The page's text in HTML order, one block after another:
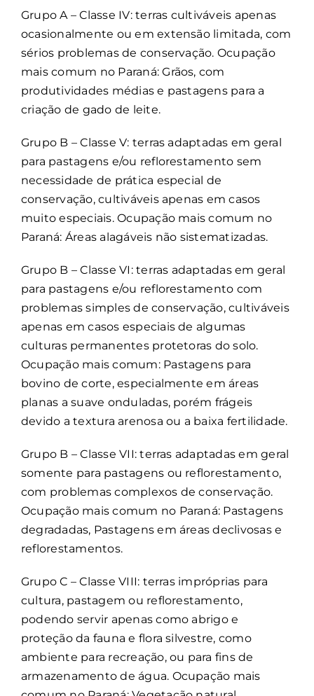
Grupo A – Classe IV: terras cultiváveis apenas
ocasionalmente ou em extensão limitada, com
sérios problemas de conservação. Ocupação
mais comum no Paraná: Grãos, com
produtividades médias e pastagens para a
criação de gado de leite.
Grupo B – Classe V: terras adaptadas em geral
para pastagens e/ou reflorestamento sem
necessidade de prática especial de
conservação, cultiváveis apenas em casos
muito especiais. Ocupação mais comum no
Paraná: Áreas alagáveis não sistematizadas.
Grupo B – Classe VI: terras adaptadas em geral
para pastagens e/ou reflorestamento com
problemas simples de conservação, cultiváveis
apenas em casos especiais de algumas
culturas permanentes protetoras do solo.
Ocupação mais comum: Pastagens para
bovino de corte, especialmente em áreas
planas a suave onduladas, porém frágeis
devido a textura arenosa ou a baixa fertilidade.
Grupo B – Classe VII: terras adaptadas em geral
somente para pastagens ou reflorestamento,
com problemas complexos de conservação.
Ocupação mais comum no Paraná: Pastagens
degradadas, Pastagens em áreas declivosas e
reflorestamentos.
Grupo C – Classe VIII: terras impróprias para
cultura, pastagem ou reflorestamento,
podendo servir apenas como abrigo e
proteção da fauna e flora silvestre, como
ambiente para recreação, ou para fins de
armazenamento de água. Ocupação mais